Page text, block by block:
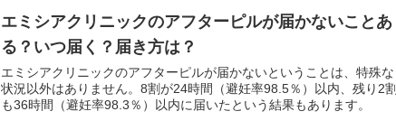
エミシアクリニックのアフターピルが届かないことあ
る？いつ届く？届き方は？
エミシアクリニックのアフターピルが届かないということは、特殊な
状況以外はありません。8割が24時間（避妊率98.5％）以内、残り2割
も36時間（避妊率98.3％）以内に届いたという結果もあります。